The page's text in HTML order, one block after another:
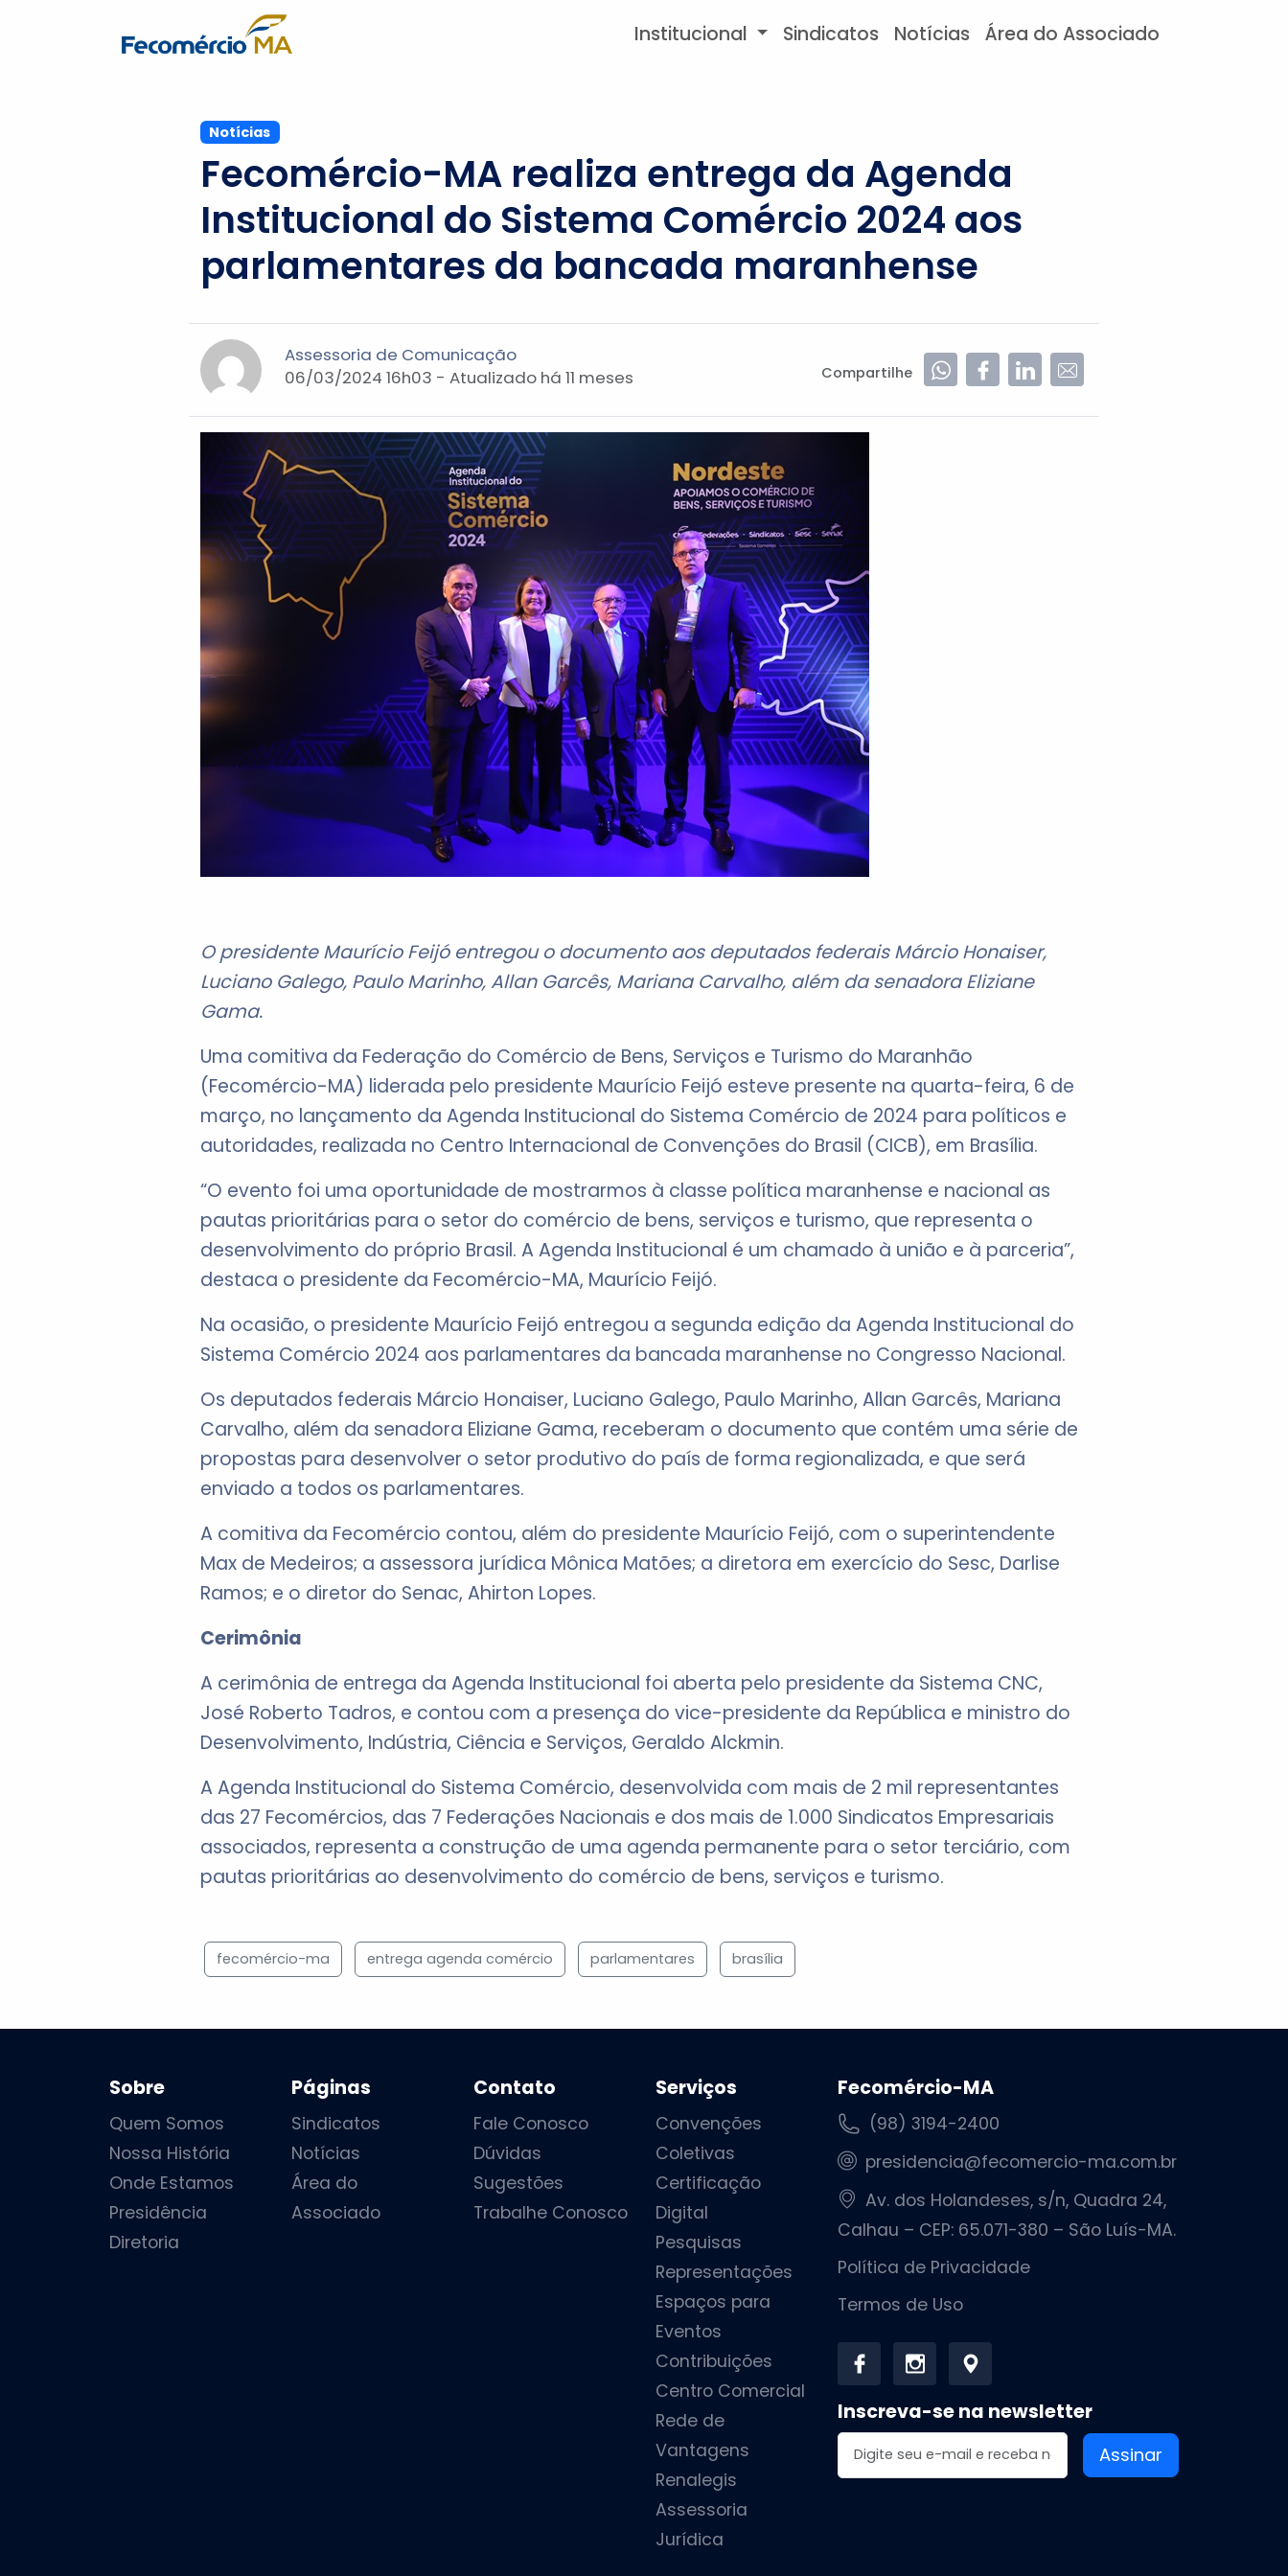
Institucional Sindicatos Notícias Área do Associado
Notícias
Fecomércio-MA realiza entrega da Agenda
Institucional do Sistema Comércio 2024 aos
parlamentares da bancada maranhense
Assessoria de Comunicação
06/03/2024 16h03 - Atualizado há 11 meses Compartilhe
O presidente Maurício Feijó entregou o documento aos deputados federais Márcio Honaiser,
Luciano Galego, Paulo Marinho, Allan Garcês, Mariana Carvalho, além da senadora Eliziane
Gama.
Uma comitiva da Federação do Comércio de Bens, Serviços e Turismo do Maranhão
(Fecomércio-MA) liderada pelo presidente Maurício Feijó esteve presente na quarta-feira, 6 de
março, no lançamento da Agenda Institucional do Sistema Comércio de 2024 para políticos e
autoridades, realizada no Centro Internacional de Convenções do Brasil (CICB), em Brasília.
“O evento foi uma oportunidade de mostrarmos à classe política maranhense e nacional as
pautas prioritárias para o setor do comércio de bens, serviços e turismo, que representa o
desenvolvimento do próprio Brasil. A Agenda Institucional é um chamado à união e à parceria”,
destaca o presidente da Fecomércio-MA, Maurício Feijó.
Na ocasião, o presidente Maurício Feijó entregou a segunda edição da Agenda Institucional do
Sistema Comércio 2024 aos parlamentares da bancada maranhense no Congresso Nacional.
Os deputados federais Márcio Honaiser, Luciano Galego, Paulo Marinho, Allan Garcês, Mariana
Carvalho, além da senadora Eliziane Gama, receberam o documento que contém uma série de
propostas para desenvolver o setor produtivo do país de forma regionalizada, e que será
enviado a todos os parlamentares.
A comitiva da Fecomércio contou, além do presidente Maurício Feijó, com o superintendente
Max de Medeiros; a assessora jurídica Mônica Matões; a diretora em exercício do Sesc, Darlise
Ramos; e o diretor do Senac, Ahirton Lopes.
Cerimônia
A cerimônia de entrega da Agenda Institucional foi aberta pelo presidente da Sistema CNC,
José Roberto Tadros, e contou com a presença do vice-presidente da República e ministro do
Desenvolvimento, Indústria, Ciência e Serviços, Geraldo Alckmin.
A Agenda Institucional do Sistema Comércio, desenvolvida com mais de 2 mil representantes
das 27 Fecomércios, das 7 Federações Nacionais e dos mais de 1.000 Sindicatos Empresariais
associados, representa a construção de uma agenda permanente para o setor terciário, com
pautas prioritárias ao desenvolvimento do comércio de bens, serviços e turismo.
fecomércio-ma entrega agenda comércio parlamentares brasília
Sobre
Quem Somos
Nossa História
Onde Estamos
Presidência
Diretoria
Páginas
Sindicatos
Notícias
Área do
Associado
Contato
Fale Conosco
Dúvidas
Sugestões
Trabalhe Conosco
Serviços
Convenções
Coletivas
Certificação
Digital
Pesquisas
Representações
Espaços para
Eventos
Contribuições
Centro Comercial
Rede de
Vantagens
Renalegis
Assessoria
Jurídica
Fecomércio-MA
(98) 3194-2400
presidencia@fecomercio-ma.com.br
Av. dos Holandeses, s/n, Quadra 24,
Calhau – CEP: 65.071-380 – São Luís-MA.
Política de Privacidade
Termos de Uso
Inscreva-se na newsletter
Endereço de email
Assinar